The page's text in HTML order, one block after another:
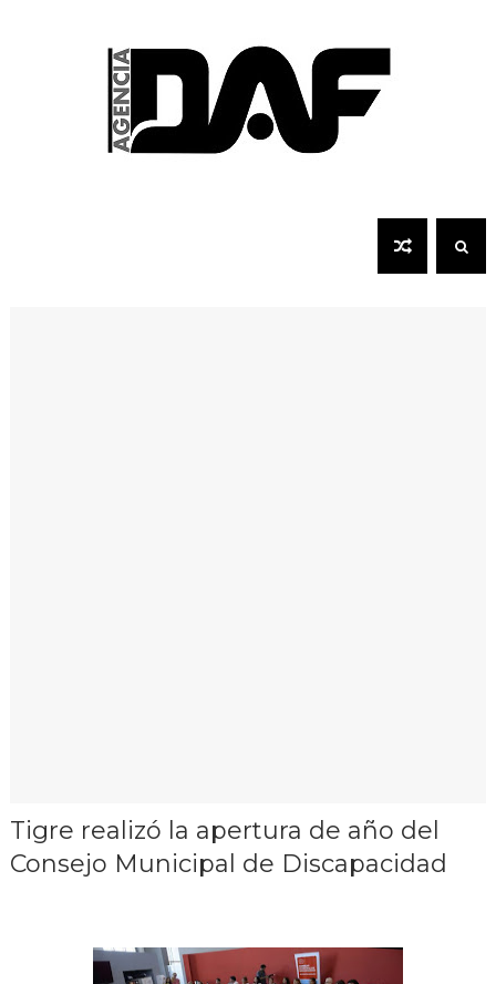
Tigre realizó la apertura de año del
Consejo Municipal de Discapacidad